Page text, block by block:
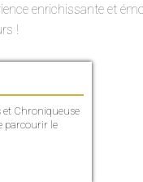
enrichissante et
!
et Chroniqueuse
parcourir le